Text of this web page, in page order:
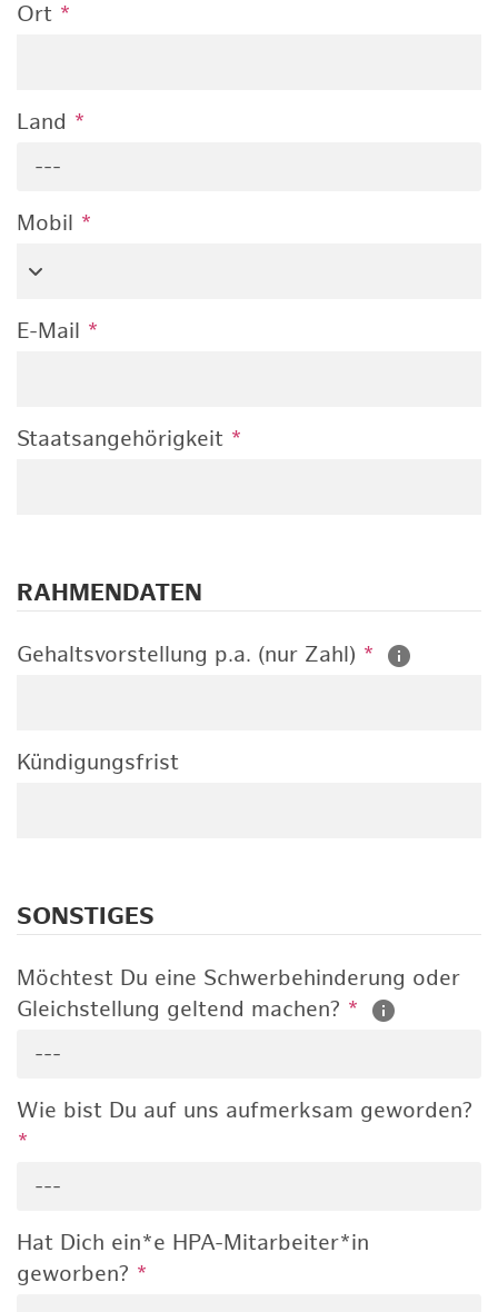
Ort *
Land *
---
Mobil *
E-Mail *
Staatsangehörigkeit *
RAHMENDATEN
Gehaltsvorstellung p.a. (nur Zahl) *
Kündigungsfrist
SONSTIGES
Möchtest Du eine Schwerbehinderung oder
Gleichstellung geltend machen? *
---
Wie bist Du auf uns aufmerksam geworden?
*
---
Hat Dich ein*e HPA-Mitarbeiter*in
geworben? *